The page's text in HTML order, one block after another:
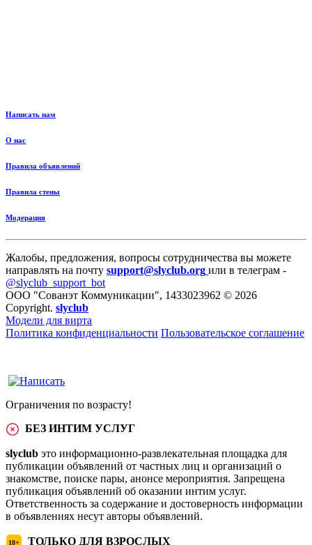
Написать нам
О нас
Правила объявлений
Правила стены
Модерация
Жалобы, предложения, вопросы сотрудничества вы можете
направлять на почту support@slyclub.org или в телеграм -
@slyclub_support_bot
ООО "Сованэт Коммуникации", 1433023962 © 2026
Copyright. slyclub
Модели для вирта
Политика конфиденциальности Пользовательское соглашение
Ограничения по возрасту!
БЕЗ ИНТИМ УСЛУГ
slyclub это информационно-развлекательная площадка для
публикации объявлений от частных лиц и организаций о
знакомстве, поиске пары, анонсе мероприятия. Запрещена
публикация объявлений об оказании интим услуг.
Ответственность за содержание и достоверность информации
в объявлениях несут авторы объявлений.
18+ ТОЛЬКО ДЛЯ ВЗРОСЛЫХ